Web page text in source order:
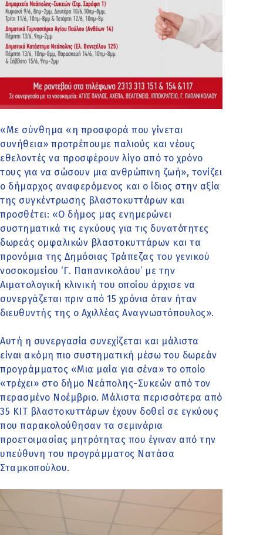
«Με σύνθημα «η προσφορά που γίνεται
συνήθεια» προτρέπουμε παλιούς και νέους
εθελοντές να προσφέρουν λίγο από το χρόνο
τους για να σώσουν μια ανθρώπινη ζωή», τονίζει
ο δήμαρχος αναφερόμενος και ο ίδιος στην αξία
της συγκέντρωσης βλαστοκυττάρων και
προσθέτει: «Ο δήμος μας ενημερώνει
συστηματικά τις εγκύους για τις δυνατότητες
δωρεάς ομφαλικών βλαστοκυττάρων και τα
προνόμια της Δημόσιας Τράπεζας του γενικού
νοσοκομείου ‘Γ. Παπανικολάου’ με την
Αιματολογική κλινική του οποίου άρχισε να
συνεργάζεται πριν από 15 χρόνια όταν ήταν
διευθυντής της ο Αχιλλέας Αναγνωστόπουλος».
Αυτή η συνεργασία συνεχίζεται και μάλιστα
είναι ακόμη πιο συστηματική μέσω του δωρεάν
προγράμματος «Μια μαία για σένα» το οποίο
«τρέχει» στο δήμο Νεάπολης-Συκεών από τον
περασμένο Νοέμβριο. Μάλιστα περισσότερα από
35 ΚΙΤ βλαστοκυττάρων έχουν δοθεί σε εγκύους
που παρακολούθησαν τα σεμινάρια
προετοιμασίας μητρότητας που έγιναν από την
υπεύθυνη του προγράμματος Νατάσα
Σταμκοπούλου.